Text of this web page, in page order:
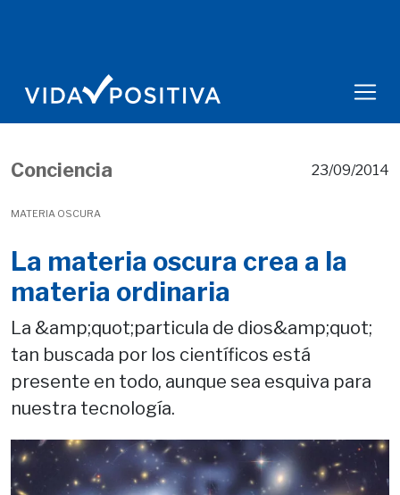
Conciencia
MATERIA OSCURA
23/09/2014
La materia oscura crea a la
materia ordinaria
La &amp;quot;particula de dios&amp;quot;
tan buscada por los científicos está
presente en todo, aunque sea esquiva para
nuestra tecnología.